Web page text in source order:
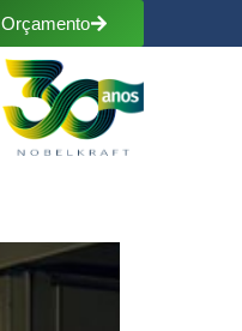
Orçamento